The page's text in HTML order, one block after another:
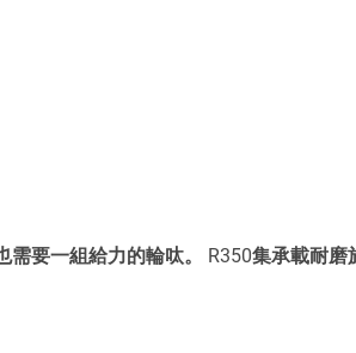
需要一組給力的輪呔。 R350集承載耐磨